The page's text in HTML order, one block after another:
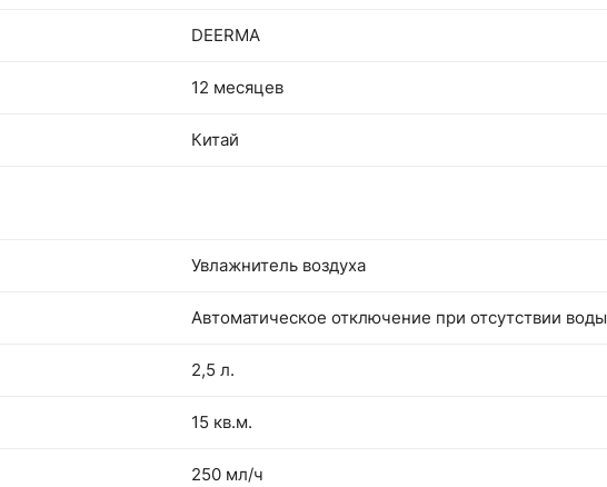
DEERMA
12 месяцев
Китай
Увлажнитель воздуха
Автоматическое отключение при отсутствии воды
2,5 л.
15 кв.м.
250 мл/ч